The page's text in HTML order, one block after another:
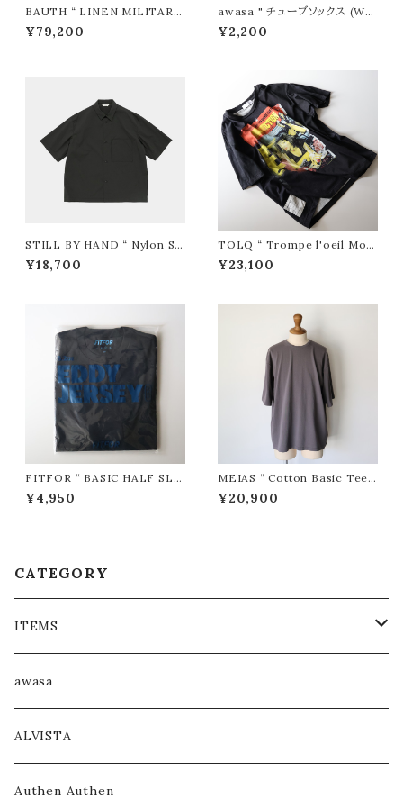
BAUTH “ LINEN MILITARY
JACKET ( Navy )”
¥79,200
awasa " チューブソックス (WH
ITE)"
¥2,200
STILL BY HAND “ Nylon S/
S Shirt ( Charcoal )”
¥18,700
TOLQ “ Trompe l'oeil Mos
aic T-shirts ( Black )”
¥23,100
FITFOR “ BASIC HALF SLE
¥4,950
MEIAS “ Cotton Basic Tee (
D.Gray ) ”
¥20,900
CATEGORY
ITEMS
COAT / OUTER
JACKET / BLOUSON
KNIT / SWEAT
awasa
ALVISTA
Authen Authen